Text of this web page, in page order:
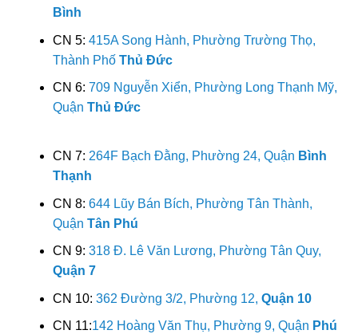
Bình
CN 5: 415A Song Hành, Phường Trường Thọ,
Thành Phố Thủ Đức
CN 6: 709 Nguyễn Xiển, Phường Long Thạnh Mỹ,
Quận Thủ Đức
CN 7: 264F Bạch Đằng, Phường 24, Quận Bình
Thạnh
CN 8: 644 Lũy Bán Bích, Phường Tân Thành,
Quận Tân Phú
CN 9: 318 Đ. Lê Văn Lương, Phường Tân Quy,
Quận 7
CN 10: 362 Đường 3/2, Phường 12, Quận 10
CN 11:142 Hoàng Văn Thụ, Phường 9, Quận Phú